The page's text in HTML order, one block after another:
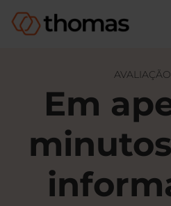
Em
minutos